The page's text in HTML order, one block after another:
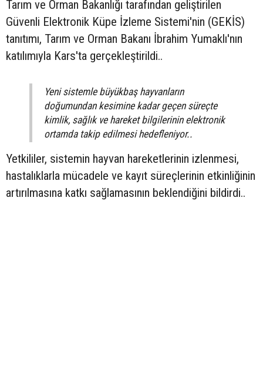
Tarım ve Orman Bakanlığı tarafından geliştirilen
Güvenli Elektronik Küpe İzleme Sistemi'nin (GEKİS)
tanıtımı, Tarım ve Orman Bakanı İbrahim Yumaklı'nın
katılımıyla Kars'ta gerçekleştirildi..
Yeni sistemle büyükbaş hayvanların
doğumundan kesimine kadar geçen süreçte
kimlik, sağlık ve hareket bilgilerinin elektronik
ortamda takip edilmesi hedefleniyor..
Yetkililer, sistemin hayvan hareketlerinin izlenmesi,
hastalıklarla mücadele ve kayıt süreçlerinin etkinliğinin
artırılmasına katkı sağlamasının beklendiğini bildirdi..